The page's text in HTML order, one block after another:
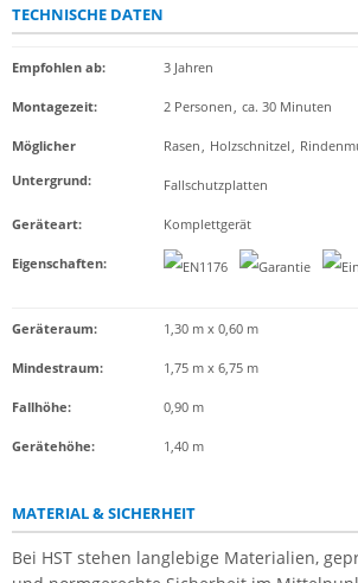
TECHNISCHE DATEN
Empfohlen ab: 3 Jahren
Montagezeit: 2 Personen, ca. 30 Minuten
Möglicher
Untergrund:
Rasen, Holzschnitzel,
Fallschutzplatten
Geräteart: Komplettgerät
Eigenschaften:
Geräteraum: 1,30 m x 0,60 m
Mindestraum: 1,75 m x 6,75 m
Fallhöhe: 0,90 m
Gerätehöhe: 1,40 m
MATERIAL & SICHERHEIT
Bei HST stehen langlebige Materialien,